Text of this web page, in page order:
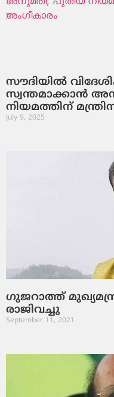
സൗദിയില്‍
സ്വന്തമാക്കാൻ
നിയമത്തിന്
July 9, 2025
ഗുജറാത്ത്
രാജിവച്ചു
September 11, 2021